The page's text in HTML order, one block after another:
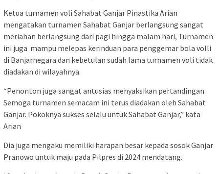
Ketua turnamen voli Sahabat Ganjar Pinastika Arian
mengatakan turnamen Sahabat Ganjar berlangsung sangat
meriahan berlangsung dari pagi hingga malam hari, Turnamen
ini juga mampu melepas kerinduan para penggemar bola volli
di Banjarnegara dan kebetulan sudah lama turnamen voli tidak
diadakan di wilayahnya.
“Penonton juga sangat antusias menyaksikan pertandingan.
Semoga turnamen semacam ini terus diadakan oleh Sahabat
Ganjar. Pokoknya sukses selalu untuk Sahabat Ganjar,” kata
Arian
Dia juga mengaku memiliki harapan besar kepada sosok Ganjar
Pranowo untuk maju pada Pilpres di 2024 mendatang.